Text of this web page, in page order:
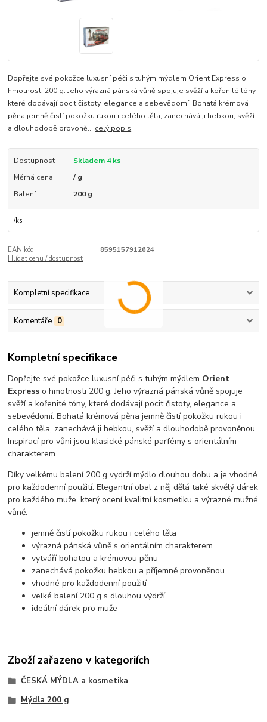
Dopřejte své pokožce luxusní péči s tuhým mýdlem Orient Express o
hmotnosti 200 g. Jeho výrazná pánská vůně spojuje svěží a kořenité tóny,
které dodávají pocit čistoty, elegance a sebevědomí. Bohatá krémová
pěna jemně čistí pokožku rukou i celého těla, zanechává ji hebkou, svěží
a dlouhodobě provoně... celý popis
Dostupnost
Skladem 4 ks
Měrná cena
/ g
Balení
200 g
/ks
EAN kód:
8595157912624
Hlídat cenu / dostupnost
Kompletní specifikace
Komentáře 0
Kompletní specifikace
Dopřejte své pokožce luxusní péči s tuhým mýdlem Orient
Express o hmotnosti 200 g. Jeho výrazná pánská vůně spojuje
svěží a kořenité tóny, které dodávají pocit čistoty, elegance a
sebevědomí. Bohatá krémová pěna jemně čistí pokožku rukou i
celého těla, zanechává ji hebkou, svěží a dlouhodobě provoněnou.
Inspirací pro vůni jsou klasické pánské parfémy s orientálním
charakterem.
Díky velkému balení 200 g vydrží mýdlo dlouhou dobu a je vhodné
pro každodenní použití. Elegantní obal z něj dělá také skvělý dárek
pro každého muže, který ocení kvalitní kosmetiku a výrazné mužné
vůně.
jemně čistí pokožku rukou i celého těla
výrazná pánská vůně s orientálním charakterem
vytváří bohatou a krémovou pěnu
zanechává pokožku hebkou a příjemně provoněnou
vhodné pro každodenní použití
velké balení 200 g s dlouhou výdrží
ideální dárek pro muže
Zboží zařazeno v kategoriích
ČESKÁ MÝDLA a kosmetika
Mýdla 200 g